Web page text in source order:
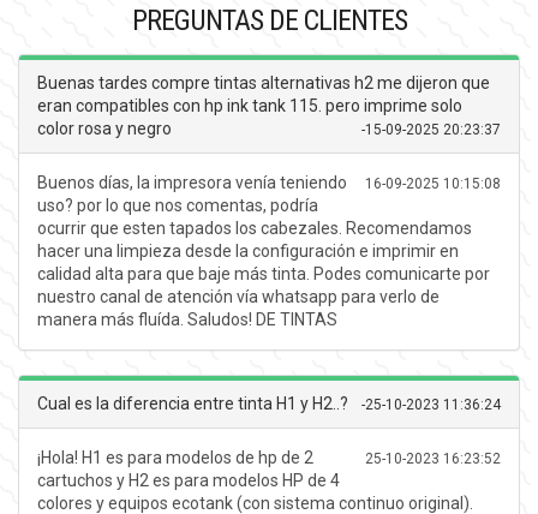
PREGUNTAS DE CLIENTES
Buenas tardes compre tintas alternativas h2 me dijeron que
eran compatibles con hp ink tank 115. pero imprime solo
color rosa y negro
-15-09-2025 20:23:37
16-09-2025 10:15:08
Buenos días, la impresora venía teniendo
uso? por lo que nos comentas, podría
ocurrir que esten tapados los cabezales. Recomendamos
hacer una limpieza desde la configuración e imprimir en
calidad alta para que baje más tinta. Podes comunicarte por
nuestro canal de atención vía whatsapp para verlo de
manera más fluída. Saludos! DE TINTAS
Cual es la diferencia entre tinta H1 y H2..? -25-10-2023 11:36:24
25-10-2023 16:23:52
¡Hola! H1 es para modelos de hp de 2
cartuchos y H2 es para modelos HP de 4
colores y equipos ecotank (con sistema continuo original).